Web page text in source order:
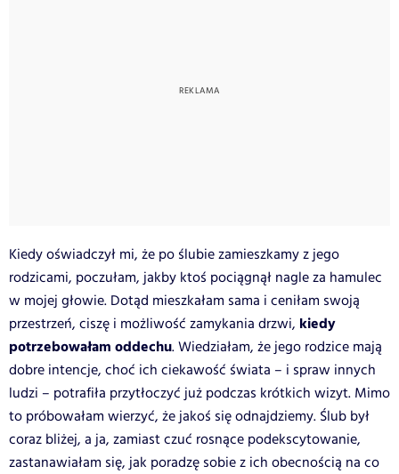
Kiedy oświadczył mi, że po ślubie zamieszkamy z jego
rodzicami, poczułam, jakby ktoś pociągnął nagle za hamulec
w mojej głowie. Dotąd mieszkałam sama i ceniłam swoją
przestrzeń, ciszę i możliwość zamykania drzwi, kiedy
potrzebowałam oddechu. Wiedziałam, że jego rodzice mają
dobre intencje, choć ich ciekawość świata – i spraw innych
ludzi – potrafiła przytłoczyć już podczas krótkich wizyt. Mimo
to próbowałam wierzyć, że jakoś się odnajdziemy. Ślub był
coraz bliżej, a ja, zamiast czuć rosnące podekscytowanie,
zastanawiałam się, jak poradzę sobie z ich obecnością na co